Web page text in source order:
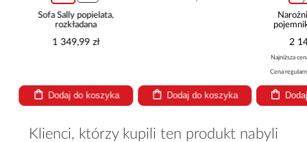
Sofa Sally popielata,
rozkładana
1 349,99 zł
Dodaj do koszyka Dodaj do koszyka
2
Najniższa
Cena
Klienci, którzy kupili ten produkt nabyli